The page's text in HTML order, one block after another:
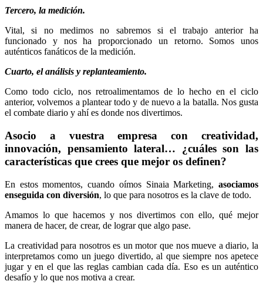
Tercero, la medición.
Vital, si no medimos no sabremos si el trabajo anterior ha
funcionado y nos ha proporcionado un retorno. Somos unos
auténticos fanáticos de la medición.
Cuarto, el análisis y replanteamiento.
Como todo ciclo, nos retroalimentamos de lo hecho en el ciclo
anterior, volvemos a plantear todo y de nuevo a la batalla. Nos gusta
el combate diario y ahí es donde nos divertimos.
Asocio a vuestra empresa con creatividad,
innovación, pensamiento lateral… ¿cuáles son las
características que crees que mejor os definen?
En estos momentos, cuando oímos Sinaia Marketing, asociamos
enseguida con diversión, lo que para nosotros es la clave de todo.
Amamos lo que hacemos y nos divertimos con ello, qué mejor
manera de hacer, de crear, de lograr que algo pase.
La creatividad para nosotros es un motor que nos mueve a diario, la
interpretamos como un juego divertido, al que siempre nos apetece
jugar y en el que las reglas cambian cada día. Eso es un auténtico
desafío y lo que nos motiva a crear.